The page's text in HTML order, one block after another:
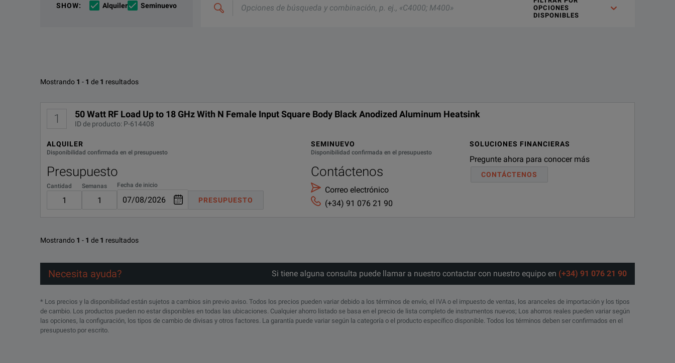
SHOW: Alquiler Seminuevo
búsqueda
OPCIONES
DISPONIBLES
Opciones disponibles para Pasternack PE6039
Mostrando 1 - 1 de 1 resultados
1 50 Watt RF Load Up to 18 GHz With N Female Input Square Body Black Anodized Aluminum Heatsink
ID de producto: P-614408
ALQUILER
Disponibilidad confirmada en el presupuesto
Presupuesto
Cantidad Semanas Fecha de inicio
PRESUPUESTO
SEMINUEVO
Disponibilidad confirmada en el presupuesto
Contáctenos
Correo electrónico
(+34) 91 076 21 90
SOLUCIONES FINANCIERAS
Pregunte ahora para conocer más
CONTÁCTENOS
Mostrando 1 - 1 de 1 resultados
Necesita ayuda? Si tiene alguna consulta puede llamar a nuestro contactar con nuestro equipo en (+34) 91 076 21 90
* Los precios y la disponibilidad están sujetos a cambios sin previo aviso. Todos los precios pueden variar debido a los términos de envío, el IVA o el impuesto de ventas, los aranceles de importación y los tipos
de cambio. Los productos pueden no estar disponibles en todas las ubicaciones. Cualquier ahorro listado se basa en el precio de lista completo de instrumentos nuevos; Los ahorros reales pueden variar según
las opciones, la configuración, los tipos de cambio de divisas y otros factores. La garantía puede variar según la categoría o el producto específico disponible. Todos los términos deben ser confirmados en el
presupuesto por escrito.
If you would like to know more, please get in touchand one of our team will be happy to help.
Si desea más información, póngase en contacto y un miembro de nuestro equipo le atenderá.